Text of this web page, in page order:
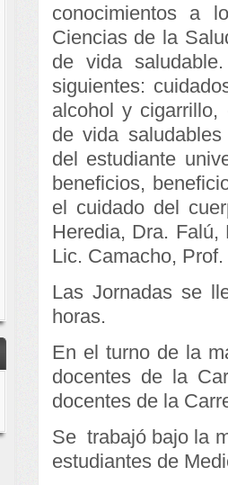
conocimientos a
Ciencias de la
de vida
siguientes:
alcohol y cigarrillo,
de vida
del estudiante
beneficios,
el cuidado del
Heredia, Dra. Falú,
Lic. Camacho,
Las Jornadas se
horas.
En el turno de la
docentes de la
docentes de la
Se trabajó bajo la
estudiantes de